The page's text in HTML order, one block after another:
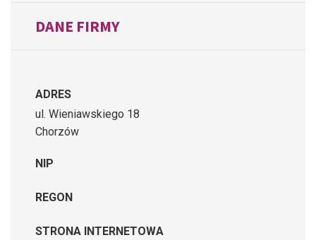
DANE FIRMY
ADRES
ul. Wieniawskiego 18
Chorzów
NIP
REGON
STRONA INTERNETOWA